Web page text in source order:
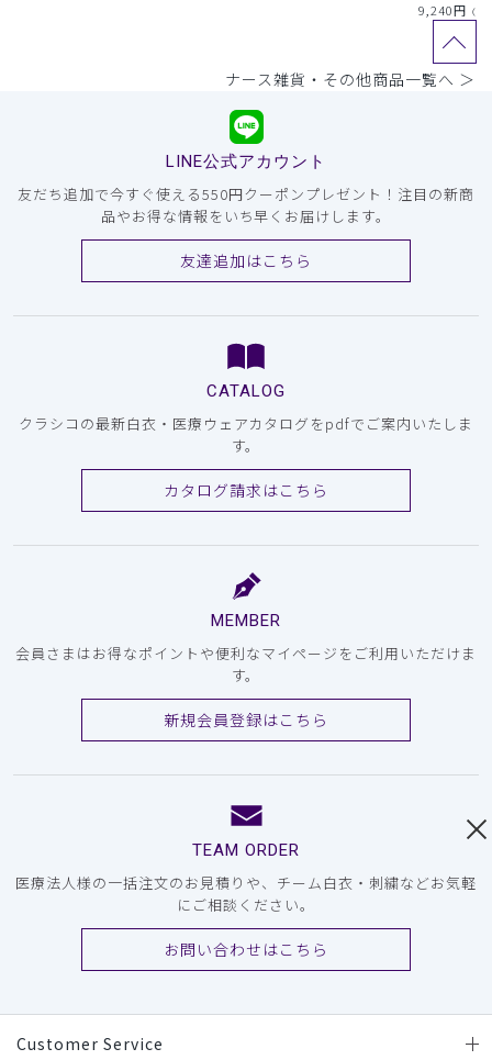
9,240円 （税
ナース雑貨・その他商品一覧へ ＞
LINE公式アカウント
友だち追加で今すぐ使える550円クーポンプレゼント！注目の新商
品やお得な情報をいち早くお届けします。
友達追加はこちら
CATALOG
クラシコの最新白衣・医療ウェアカタログをpdfでご案内いたしま
す。
カタログ請求はこちら
MEMBER
会員さまはお得なポイントや便利なマイページをご利用いただけま
す。
新規会員登録はこちら
TEAM ORDER
医療法人様の一括注文のお見積りや、チーム白衣・刺繍などお気軽
にご相談ください。
お問い合わせはこちら
Customer Service